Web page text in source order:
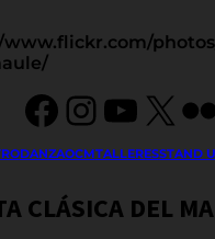
Facebook
X
DANZAOCMTALLERESSTAND
CLÁSICA DEL